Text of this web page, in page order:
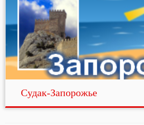
Судак-Запорожье